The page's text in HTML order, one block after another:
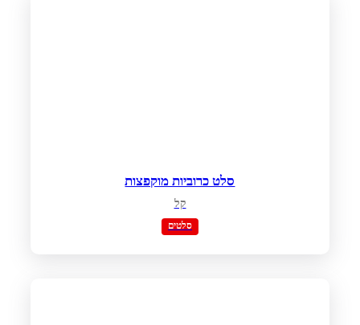
סלט כרוביות מוקפצות
קל
סלטים